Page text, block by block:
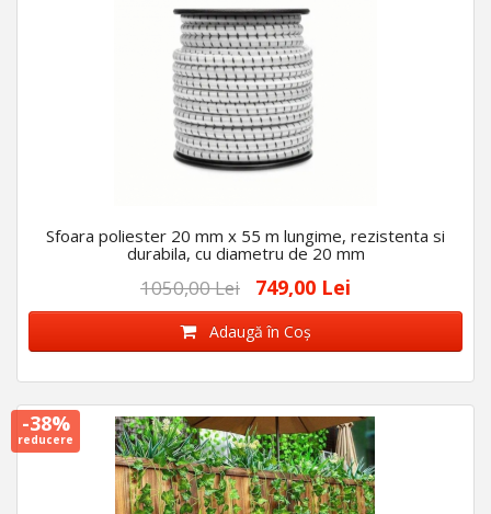
Sfoara poliester 20 mm x 55 m lungime, rezistenta si
durabila, cu diametru de 20 mm
1050,00 Lei 749,00 Lei
Adaugă în Coş
-38%
reducere